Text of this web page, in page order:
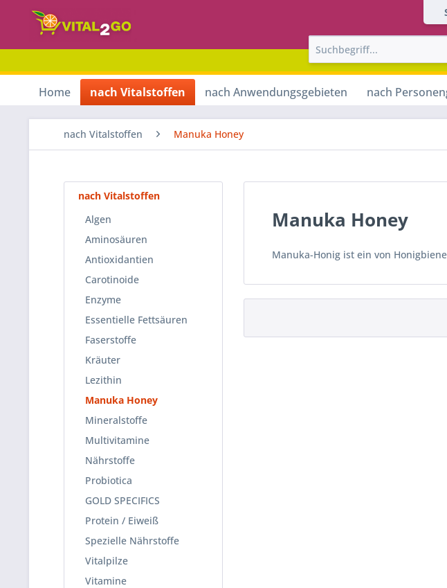
Home nach Vitalstoffen nach Anwendungsgebieten nach
nach Vitalstoffen Manuka Honey
nach Vitalstoffen
Algen
Aminosäuren
Antioxidantien
Carotinoide
Enzyme
Essentielle Fettsäuren
Faserstoffe
Kräuter
Lezithin
Manuka Honey
Mineralstoffe
Multivitamine
Nährstoffe
Probiotica
GOLD SPECIFICS
Protein / Eiweiß
Spezielle Nährstoffe
Vitalpilze
Vitamine
Manuka Honey
Manuka-Honig ist ein von